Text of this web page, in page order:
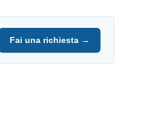
Fai una richiesta →